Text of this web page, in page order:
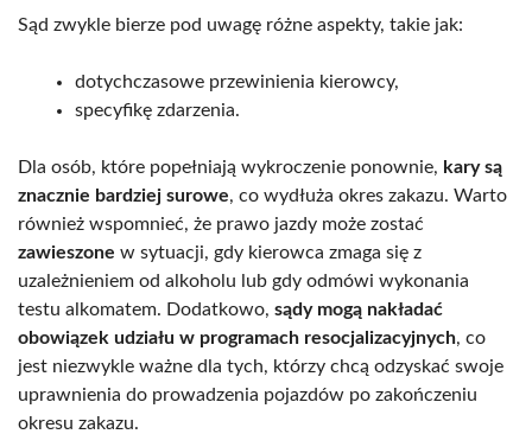
Sąd zwykle bierze pod uwagę różne aspekty, takie jak:
dotychczasowe przewinienia kierowcy,
specyfikę zdarzenia.
Dla osób, które popełniają wykroczenie ponownie, kary są
znacznie bardziej surowe, co wydłuża okres zakazu. Warto
również wspomnieć, że prawo jazdy może zostać
zawieszone w sytuacji, gdy kierowca zmaga się z
uzależnieniem od alkoholu lub gdy odmówi wykonania
testu alkomatem. Dodatkowo, sądy mogą nakładać
obowiązek udziału w programach resocjalizacyjnych, co
jest niezwykle ważne dla tych, którzy chcą odzyskać swoje
uprawnienia do prowadzenia pojazdów po zakończeniu
okresu zakazu.